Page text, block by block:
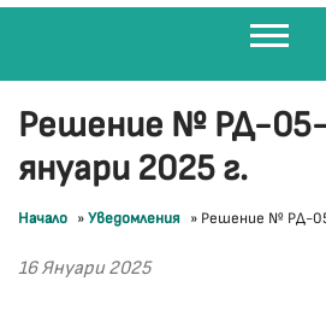
Решение № РД-
януари 2025 г.
Начало »Уведомления » Решение № РД-
16 Януари 2025